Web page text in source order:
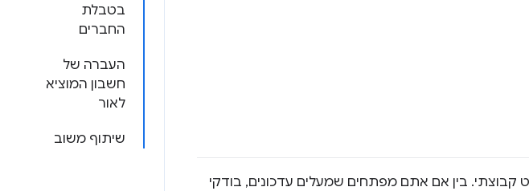
בטבלת
החברים
העברה של
חשבון המוציא
לאור
שיתוף משוב
בין אם אתם מפתחים שמעלים עדכונים, בודקי